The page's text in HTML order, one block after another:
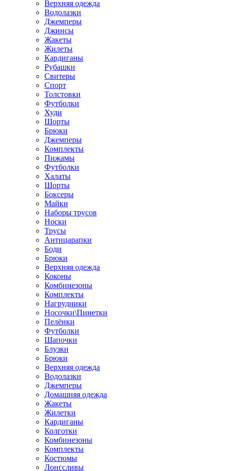
Верхняя одежда
Водолазки
Джемперы
Джинсы
Жакеты
Жилеты
Кардиганы
Рубашки
Свитеры
Спорт
Толстовки
Футболки
Худи
Шорты
Брюки
Джемперы
Комплекты
Пижамы
Футболки
Халаты
Шорты
Боксеры
Майки
Наборы трусов
Носки
Трусы
Антицарапки
Боди
Брюки
Верхняя одежда
Коконы
Комбинезоны
Комплекты
Нагрудники
Носочки\Пинетки
Пелёнки
Футболки
Шапочки
Блузки
Брюки
Верхняя одежда
Водолазки
Джемперы
Домашняя одежда
Жакеты
Жилетки
Кардиганы
Колготки
Комбинезоны
Комплекты
Костюмы
Лонгсливы